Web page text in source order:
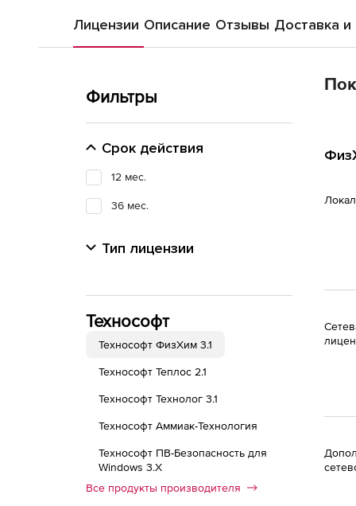
Лицензии Описание Отзывы Доставка и
Фильтры
Срок действия
12 мес.
36 мес.
Тип лицензии
Технософт
Технософт ФизХим 3.1
Технософт Теплос 2.1
Технософт Технолог 3.1
Технософт Аммиак-Технология
Технософт ПВ-Безопасность для
Windows 3.X
Все продукты производителя